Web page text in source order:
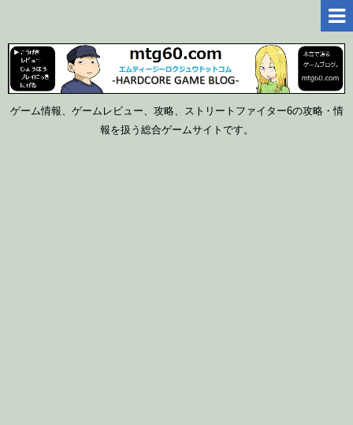
ゲーム情報、ゲームレビュー、攻略、ストリートファイター6の攻略・情
報を扱う総合ゲームサイトです。